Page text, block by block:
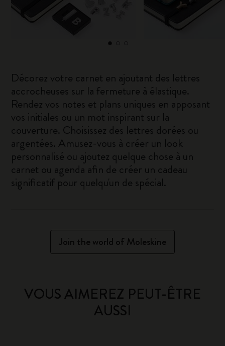
Décorez votre carnet en ajoutant des lettres
accrocheuses sur la fermeture à élastique.
Rendez vos notes et plans uniques en apposant
vos initiales ou un mot inspirant sur la
couverture. Choisissez des lettres dorées ou
argentées. Amusez-vous à créer un look
personnalisé ou ajoutez quelque chose à un
carnet ou agenda afin de créer un cadeau
significatif pour quelqu'un de spécial.
Join the world of Moleskine
VOUS AIMEREZ PEUT-ÊTRE
AUSSI